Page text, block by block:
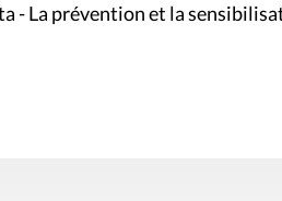
- La prévention et la